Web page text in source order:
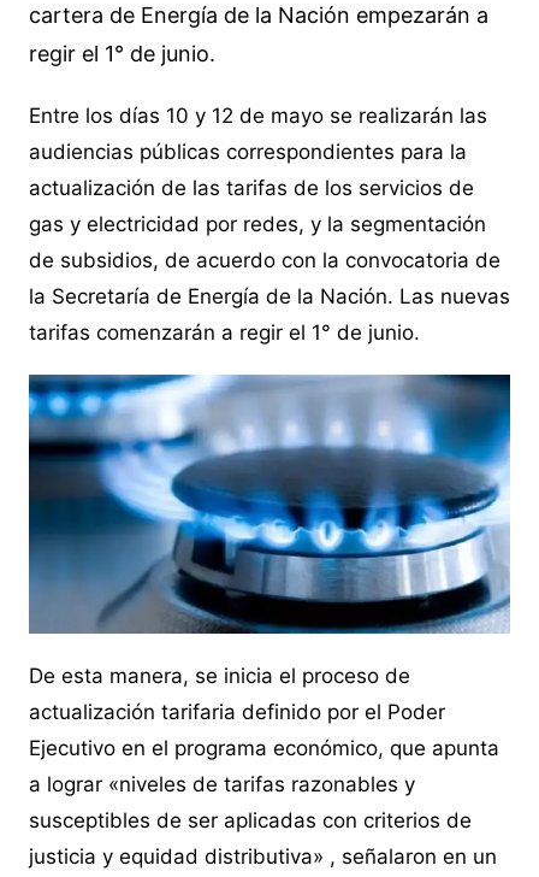
cartera de Energía de la Nación empezarán a
regir el 1° de junio.
Entre los días 10 y 12 de mayo se realizarán las
audiencias públicas correspondientes para la
actualización de las tarifas de los servicios de
gas y electricidad por redes, y la segmentación
de subsidios, de acuerdo con la convocatoria de
la Secretaría de Energía de la Nación. Las nuevas
tarifas comenzarán a regir el 1° de junio.
De esta manera, se inicia el proceso de
actualización tarifaria definido por el Poder
Ejecutivo en el programa económico, que apunta
a lograr «niveles de tarifas razonables y
susceptibles de ser aplicadas con criterios de
justicia y equidad distributiva» , señalaron en un